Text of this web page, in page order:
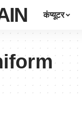
कंप्यूटर